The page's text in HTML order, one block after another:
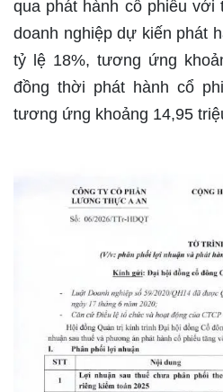
qua phát hành cổ phiếu với
doanh nghiệp dự kiến phát
tỷ lệ 18%, tương ứng
đồng thời phát hành cổ
tương ứng khoảng 14,95